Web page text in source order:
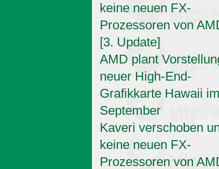
keine neuen FX-
Prozessoren von
[3. Update]
AMD plant
neuer High-End-
Grafikkarte Hawaii
September
Kaveri verschoben
keine neuen FX-
Prozessoren von